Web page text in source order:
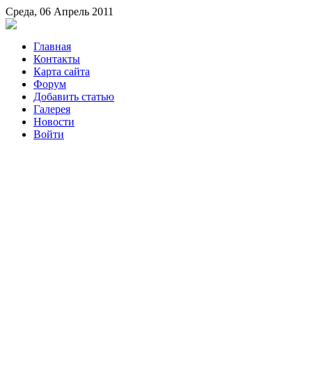
Среда, 06 Апрель 2011
Главная
Контакты
Карта сайта
Форум
Добавить статью
Галерея
Новости
Войти